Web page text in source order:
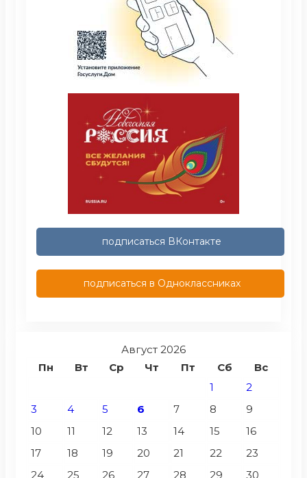
подписаться ВКонтакте
подписаться в Одноклассниках
Август 2026
Пн
Вт Ср Чт Пт Сб
Вс
1
2
3
4 5 6 7 8
9
10
11 12 13 14 15
16
17
18 19 20 21 22
23
24
25 26 27 28 29 30